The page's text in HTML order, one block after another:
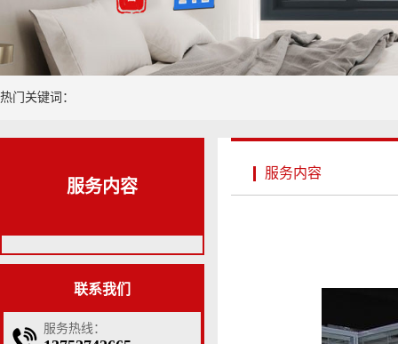
热门关键词：
服务内容
联系我们
服务热线：
服务内容